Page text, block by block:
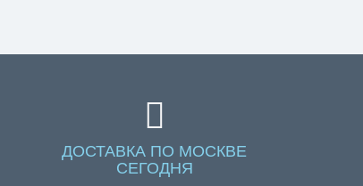
ДОСТАВКА ПО МОСКВЕ
СЕГОДНЯ